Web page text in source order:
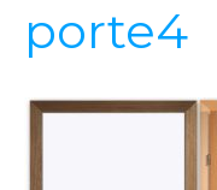
porte4